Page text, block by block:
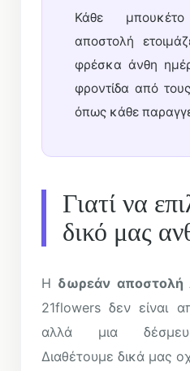
Κάθε
αποστολή
φρέσκα άνθη
φροντίδα από
όπως κάθε
Γιατί να
δικό μας
Η δωρεάν αποστολή
21flowers δεν είναι
αλλά μια
Διαθέτουμε δικά μας